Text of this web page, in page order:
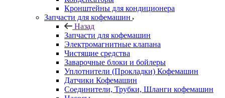
Кронштейны для кондиционера
Запчасти для кофемашин
Назад
Запчасти для кофемашин
Электромагнитные клапана
Чистящие средства
Заварочные блоки и бойлеры
Уплотнители (Прокладки) Кофемашин
Датчики Кофемашин
Соединители, Трубки, Шланги кофемашин